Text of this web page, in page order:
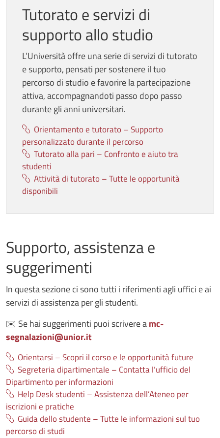
Tutorato e servizi di
supporto allo studio
L’Università offre una serie di servizi di tutorato
e supporto, pensati per sostenere il tuo
percorso di studio e favorire la partecipazione
attiva, accompagnandoti passo dopo passo
durante gli anni universitari.
Orientamento e tutorato – Supporto
personalizzato durante il percorso
Tutorato alla pari – Confronto e aiuto tra
studenti
Attività di tutorato – Tutte le opportunità
disponibili
Supporto, assistenza e
suggerimenti
In questa sezione ci sono tutti i riferimenti agli uffici e ai
servizi di assistenza per gli studenti.
✉️ Se hai suggerimenti puoi scrivere amc-
segnalazioni@unior.it
Orientarsi – Scopri il corso e le opportunità future
Segreteria dipartimentale – Contatta l’ufficio del
Dipartimento per informazioni
Help Desk studenti – Assistenza dell’Ateneo per
iscrizioni e pratiche
Guida dello studente – Tutte le informazioni sul tuo
percorso di studi